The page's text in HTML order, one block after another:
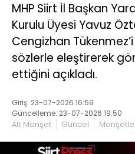
MHP Siirt İl Başkan
Kurulu Üyesi Yavuz
Cengizhan
sözlerle eleştirerek
ettiğini açıkladı.
Giriş: 23-07-2026 16:59
Güncelleme: 23-07-2026 19:50
Alt Manşet Güncel